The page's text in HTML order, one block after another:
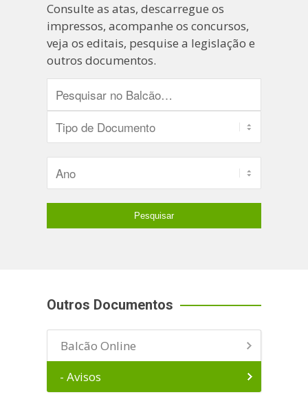
Consulte as atas, descarregue os
impressos, acompanhe os concursos,
veja os editais, pesquise a legislação e
outros documentos.
Outros Documentos
Balcão Online
- Avisos